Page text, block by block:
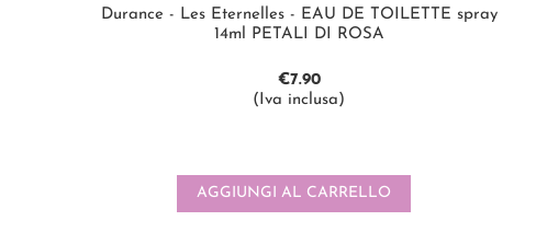
Durance - Les Eternelles - EAU DE TOILETTE spray
14ml PETALI DI ROSA
€7.90
(Iva inclusa)
AGGIUNGI AL CARRELLO